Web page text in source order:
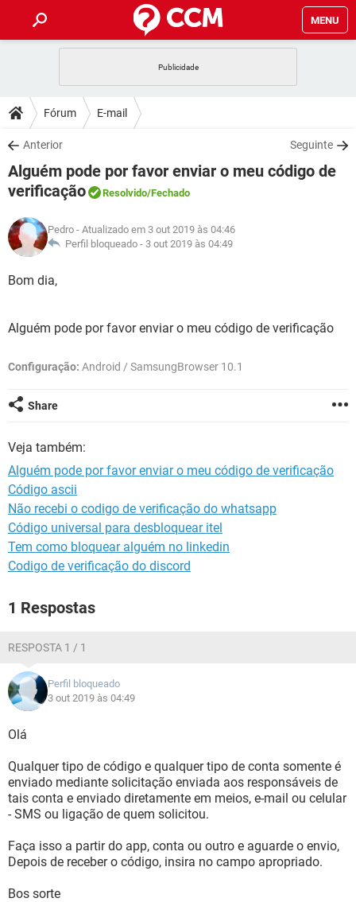
MENU
CELULAR
OUTLOOK
INSTAGRAM GMAIL
GUIA DE COMPRAS
DICAS
JOGOS
OUTLOOK
GUIA DE COMPRAS
DOWNLOADS
JOGOS WHATSAPP
CELULAR
OUTLOOK EXCEL
INSTAGRAM
GUIA DE COMPRAS
FÓRUM
CELULAR FACEBOOK
GUIA DE COMPRAS
GLOSSÁRIO
JOGOS
CELULAR
INSTAGRAM GMAIL
GUIA DE COMPRAS
Fórum E-mail
Anterior Seguinte
Alguém pode por favor enviar o meu código de
verificação
Resolvido/Fechado
Pedro - Atualizado em 3 out 2019 às 04:46
Perfil bloqueado - 3 out 2019 às 04:49
Bom dia,
Alguém pode por favor enviar o meu código de verificação
Configuração: Android / SamsungBrowser 10.1
Share
Veja também:
Alguém pode por favor enviar o meu código de verificação
Código ascii
Não recebi o codigo de verificação do whatsapp
Código universal para desbloquear itel
Tem como bloquear alguém no linkedin
Codigo de verificação do discord
1 Respostas
RESPOSTA 1 / 1
Perfil bloqueado
3 out 2019 às 04:49
Olá
Qualquer tipo de código e qualquer tipo de conta somente é
enviado mediante solicitação enviada aos responsáveis de
tais conta e enviado diretamente em meios, e-mail ou celular
- SMS ou ligação de quem solicitou.
Faça isso a partir do app, conta ou outro e aguarde o envio,
Depois de receber o código, insira no campo apropriado.
Bos sorte